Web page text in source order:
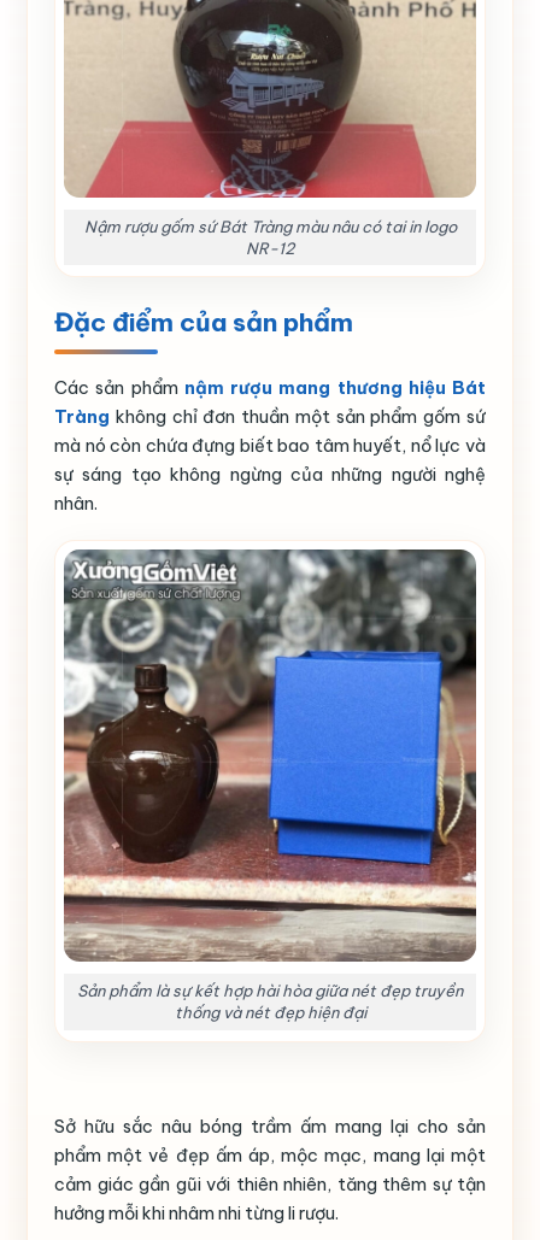
Nậm rượu gốm sứ Bát Tràng màu nâu có tai in logo
NR-12
Đặc điểm của sản phẩm
Các sản phẩm nậm rượu mang thương hiệu Bát
Tràng không chỉ đơn thuần một sản phẩm gốm sứ
mà nó còn chứa đựng biết bao tâm huyết, nổ lực và
sự sáng tạo không ngừng của những người nghệ
nhân.
Sản phẩm là sự kết hợp hài hòa giữa nét đẹp truyền
thống và nét đẹp hiện đại
Sở hữu sắc nâu bóng trầm ấm mang lại cho sản
phẩm một vẻ đẹp ấm áp, mộc mạc, mang lại một
cảm giác gần gũi với thiên nhiên, tăng thêm sự tận
hưởng mỗi khi nhâm nhi từng li rượu.